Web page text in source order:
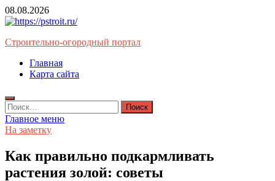
Перейти
к
08.08.2026
Строительно-огородный портал
Главная
Карта сайта
Найти:
Главное меню
На заметку
Как правильно подкармливать
растения золой: советы